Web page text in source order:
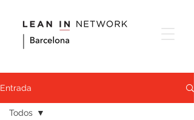
Entrada
Todos